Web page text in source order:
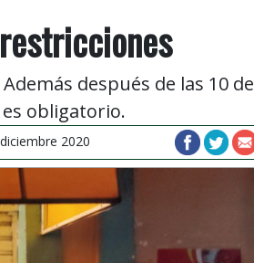
después de las 10 de
obligatorio.
2020